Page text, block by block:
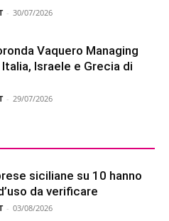
- 30/07/2026
Vaquero Managing
Israele e Grecia di
- 29/07/2026
siciliane su 10 hanno
da verificare
- 03/08/2026